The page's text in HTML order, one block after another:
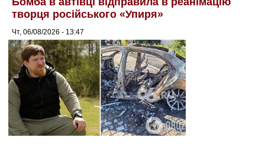
творця російського «Упиря»
Чт, 06/08/2026 - 13:47